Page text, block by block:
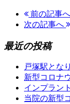
前の記事へ
次の記事へ
最近の投稿
戸塚駅とな
新型コロナ
インプラン
当院の新型